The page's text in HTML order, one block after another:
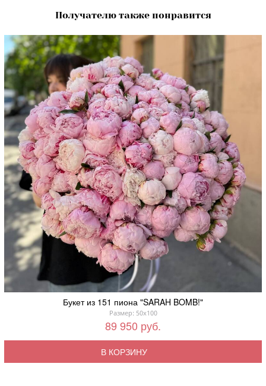
Получателю также понравится
Букет из 151 пиона "SARAH BOMB!"
Размер: 50x100
89 950 руб.
В КОРЗИНУ